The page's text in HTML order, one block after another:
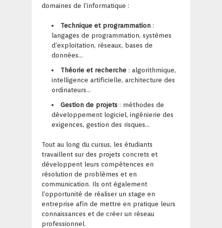
domaines de l’informatique :
Technique et programmation :
langages de programmation, systèmes
d’exploitation, réseaux, bases de
données…
Théorie et recherche : algorithmique,
intelligence artificielle, architecture des
ordinateurs…
Gestion de projets : méthodes de
développement logiciel, ingénierie des
exigences, gestion des risques…
Tout au long du cursus, les étudiants
travaillent sur des projets concrets et
développent leurs compétences en
résolution de problèmes et en
communication. Ils ont également
l’opportunité de réaliser un stage en
entreprise afin de mettre en pratique leurs
connaissances et de créer un réseau
professionnel.